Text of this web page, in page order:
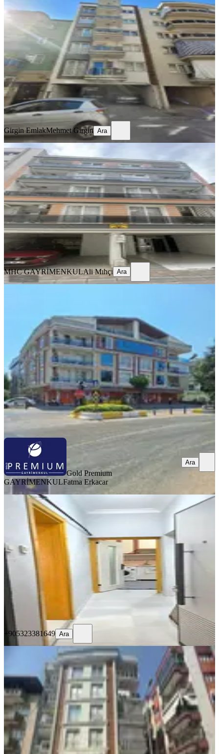
Hasan Efendi Ramazan Paşa
Mahallesinde Kiralık Eşyalı 1+1 Daire
Efeler, Hasanefendi ramazan Paşa Mahallesi
1+1 · 60 m²·4. Kat·07.08.2026
22.000 ₺
Girgin EmlakMehmet Girgin
Ara
Girgin EmlakMehmet Girgin Ara
YENİ
Mhc'den Kiralık 2+1 Doğalgazlı
Efeler, Meşrutiyet Mahallesi
2+1·75 m²·4. Kat·07.08.2026
18.500 ₺
MHC GAYRİMENKUL Ali Mıhçı
Ara
MHC GAYRİMENKULAli Mıhçı Ara
Efeler, Girne Mahallesi
5+1·300 m²· Çatı Katı·07.08.2026
50.000 ₺
Gold Premium GAYRİMENKULFatma Erkacar
Gold Premium
GAYRİMENKULFatma Erkacar
Ara
3+1 Kiralık Daire Aydın Efeler
Kurtuluş Mhlsnde
Efeler, Kurtuluş Mahallesi
3+1
110 m² Yüksek giriş·06.08.2026
22.500 ₺
+905323381649
Ara
+905323381649 Ara
Remax Pın Gayrimenkul'den Kiralık
3+1 Full Eşyalı Daire!
Efeler, Efeler Mahallesi
3+1·130 m²· ·06.08.2026
40.000 ₺